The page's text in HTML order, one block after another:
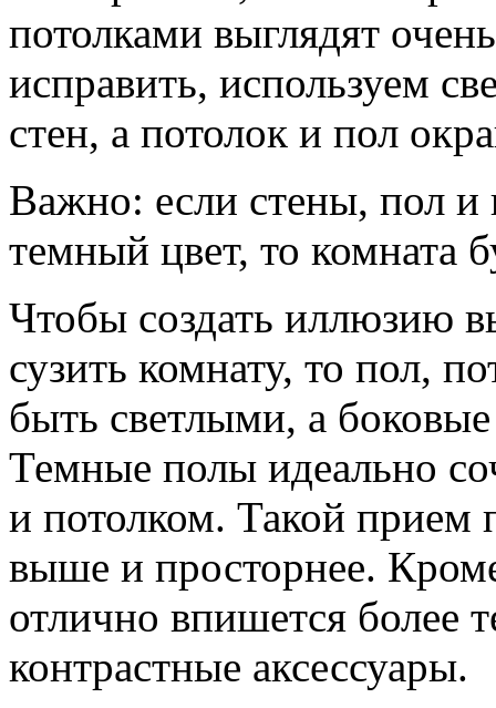
потолками выглядят
исправить, используем
стен, а потолок и пол
Важно: если стены, пол
темный цвет, то комната
Чтобы создать иллюзию
сузить комнату, то пол,
быть светлыми, а
Темные полы идеально
и потолком. Такой прием
выше и просторнее.
отлично впишется более
контрастные аксессуары.